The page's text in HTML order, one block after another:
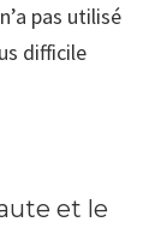
pas utilisé
difficile
et le